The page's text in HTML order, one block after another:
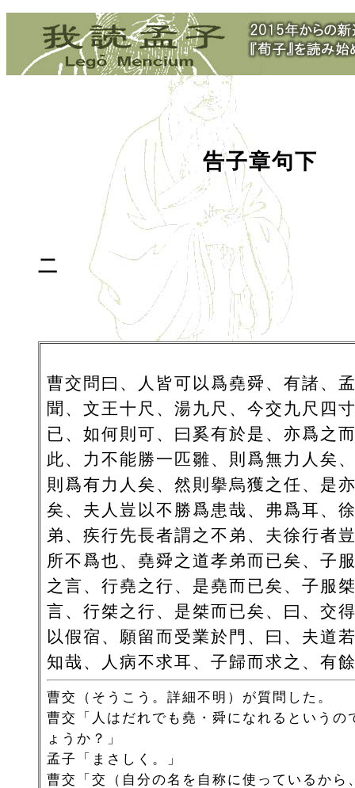
告子章句下
二
曹交問曰、人皆可以爲堯舜、有諸、
聞、文王十尺、湯九尺、今交九尺四
已、如何則可、曰奚有於是、亦爲之
此、力不能勝一匹雛、則爲無力人矣
則爲有力人矣、然則擧烏獲之任、是
矣、夫人豈以不勝爲患哉、弗爲耳、
弟、疾行先長者謂之不弟、夫徐行者
所不爲也、堯舜之道孝弟而已矣、子
之言、行堯之行、是堯而已矣、子服
言、行桀之行、是桀而已矣、曰、交
以假宿、願留而受業於門、曰、夫道
知哉、人病不求耳、子歸而求之、有
曹交（そうこう。詳細不明）が質問した。
曹交「人はだれでも堯・舜になれるというの
ょうか？」
孟子「まさしく。」
曹交「交（自分の名を自称に使っているから